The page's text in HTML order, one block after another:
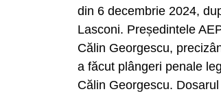
din 6 decembrie 2024,
Lasconi. Președintele
Călin Georgescu,
a făcut plângeri penale
Călin Georgescu.